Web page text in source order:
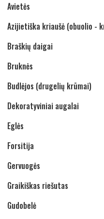
Avietės
Azijietiška kriaušė (obuolio -
Braškių daigai
Bruknės
Budlėjos (drugelių krūmai)
Dekoratyviniai augalai
Eglės
Forsitija
Gervuogės
Graikiškas riešutas
Gudobelė